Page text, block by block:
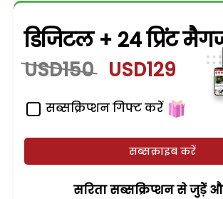
डिजिटल + 24 प्रिंट
USD150 USD129
सब्सक्रिप्शन गिफ्ट करें
सब्सक्राइब करें
सरिता सब्सक्रिप्शन से जुड़ेें